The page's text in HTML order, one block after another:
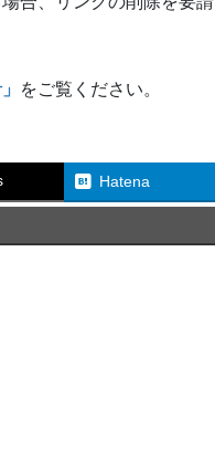
をご覧ください。
Hatena